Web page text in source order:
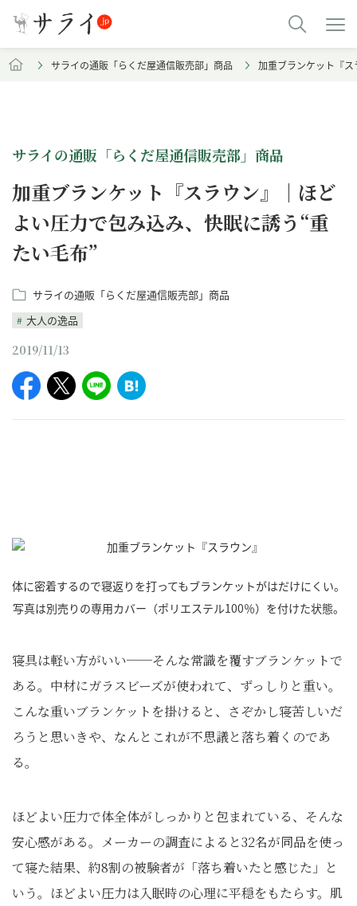
サライの通販「らくだ屋通信販売部」商品 加重ブランケット『
サライの通販「らくだ屋通信販売部」商品
加重ブランケット『スラウン』｜ほど
よい圧力で包み込み、快眠に誘う“重
たい毛布”
サライの通販「らくだ屋通信販売部」商品
大人の逸品
2019/11/13
体に密着するので寝返りを打ってもブランケットがはだけにくい。
写真は別売りの専用カバー（ポリエステル100％）を付けた状態。
寝具は軽い方がいい──そんな常識を覆すブランケットで
ある。中材にガラスビーズが使われて、ずっしりと重い。
こんな重いブランケットを掛けると、さぞかし寝苦しいだ
ろうと思いきや、なんとこれが不思議と落ち着くのであ
る。
ほどよい圧力で体全体がしっかりと包まれている、そんな
安心感がある。メーカーの調査によると32名が同品を使っ
て寝た結果、約8割の被験者が「落ち着いたと感じた」と
いう。ほどよい圧力は入眠時の心理に平穏をもたらす。肌